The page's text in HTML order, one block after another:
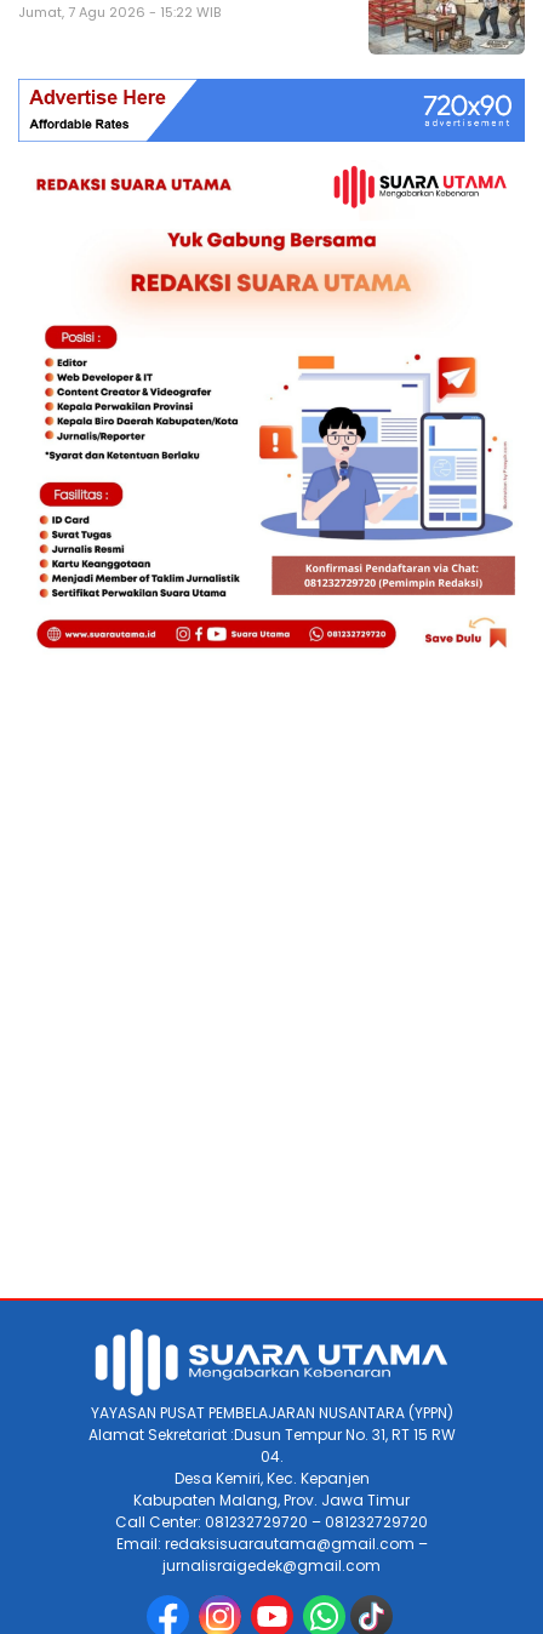
Jumat, 7 Agu 2026 - 15:22 WIB
YAYASAN PUSAT PEMBELAJARAN NUSANTARA (YPPN)
Alamat Sekretariat :Dusun Tempur No. 31, RT 15 RW
04.
Desa Kemiri, Kec. Kepanjen
Kabupaten Malang, Prov. Jawa Timur
Call Center: 081232729720 – 081232729720
Email: redaksisuarautama@gmail.com –
jurnalisraigedek@gmail.com